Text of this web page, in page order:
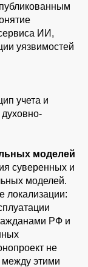
ИИ,
уязвимостей
учета и
моделей
суверенных и
моделей.
локализации:
РФ и
не
между этими